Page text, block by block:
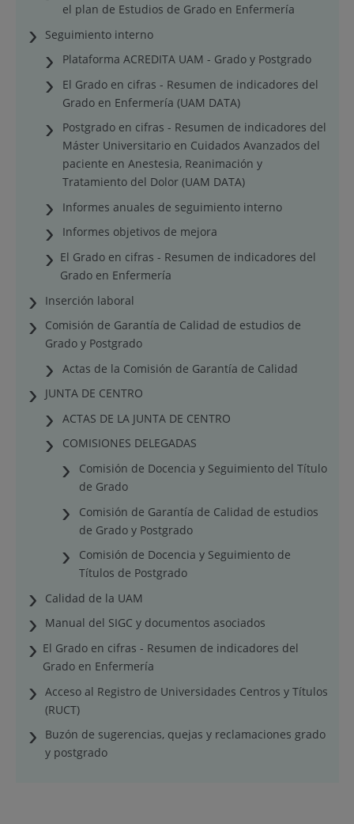
el plan de Estudios de Grado en Enfermería
Seguimiento interno
Plataforma ACREDITA UAM - Grado y Postgrado
El Grado en cifras - Resumen de indicadores del
Grado en Enfermería (UAM DATA)
Postgrado en cifras - Resumen de indicadores del
Máster Universitario en Cuidados Avanzados del
paciente en Anestesia, Reanimación y
Tratamiento del Dolor (UAM DATA)
Informes anuales de seguimiento interno
Informes objetivos de mejora
El Grado en cifras - Resumen de indicadores del
Grado en Enfermería
Inserción laboral
Comisión de Garantía de Calidad de estudios de
Grado y Postgrado
Actas de la Comisión de Garantía de Calidad
JUNTA DE CENTRO
ACTAS DE LA JUNTA DE CENTRO
COMISIONES DELEGADAS
Comisión de Docencia y Seguimiento del Título
de Grado
Comisión de Garantía de Calidad de estudios
de Grado y Postgrado
Comisión de Docencia y Seguimiento de
Títulos de Postgrado
Calidad de la UAM
Manual del SIGC y documentos asociados
El Grado en cifras - Resumen de indicadores del
Grado en Enfermería
Acceso al Registro de Universidades Centros y Títulos
(RUCT)
Buzón de sugerencias, quejas y reclamaciones grado
y postgrado